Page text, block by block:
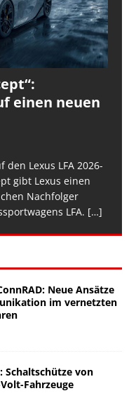
einen neuen
den Lexus LFA 2026-
gibt Lexus einen
Nachfolger
LFA. […]
Neue Ansätze
im vernetzten
Schaltschütze von
Fahrzeuge